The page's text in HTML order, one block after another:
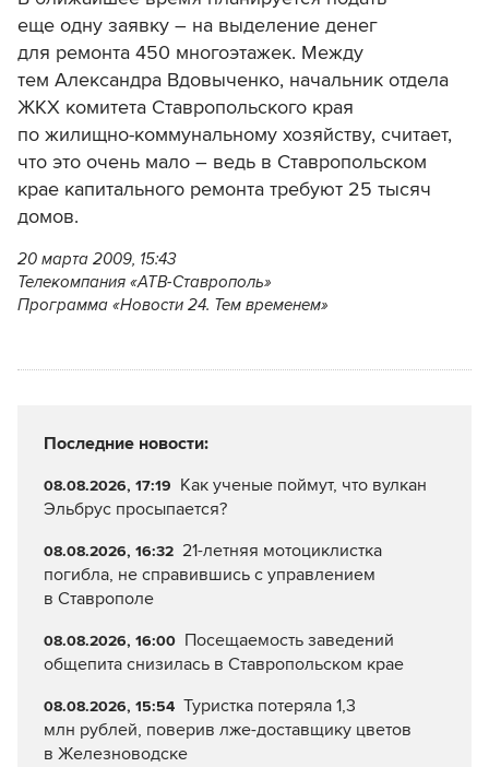
еще одну заявку – на выделение денег
для ремонта 450 многоэтажек. Между
тем Александра Вдовыченко, начальник отдела
ЖКХ комитета Ставропольского края
по жилищно-коммунальному хозяйству, считает,
что это очень мало – ведь в Ставропольском
крае капитального ремонта требуют 25 тысяч
домов.
20 марта 2009, 15:43
Телекомпания «АТВ-Ставрополь»
Программа «Новости 24. Тем временем»
Последние новости:
08.08.2026, 17:19 Как ученые поймут, что вулкан
Эльбрус просыпается?
08.08.2026, 16:32 21-летняя мотоциклистка
погибла, не справившись с управлением
в Ставрополе
08.08.2026, 16:00 Посещаемость заведений
общепита снизилась в Ставропольском крае
08.08.2026, 15:54 Туристка потеряла 1,3
млн рублей, поверив лже-доставщику цветов
в Железноводске